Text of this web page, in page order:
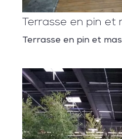
Terrasse en pin et
Terrasse en pin et